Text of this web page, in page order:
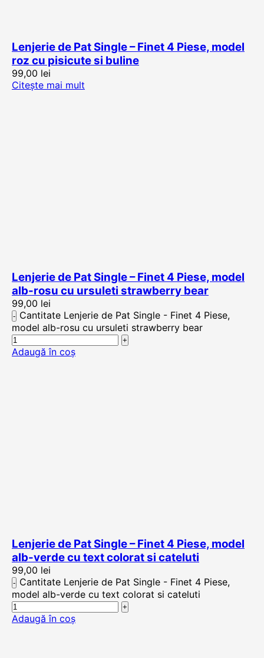
Lenjerie de Pat Single – Finet 4 Piese, model
roz cu pisicute si buline
99,00 lei
Citește mai mult
Lenjerie de Pat Single – Finet 4 Piese, model
alb-rosu cu ursuleti strawberry bear
99,00 lei
Cantitate Lenjerie de Pat Single - Finet 4 Piese,
model alb-rosu cu ursuleti strawberry bear
Adaugă în coș
Lenjerie de Pat Single – Finet 4 Piese, model
alb-verde cu text colorat si cateluti
99,00 lei
Cantitate Lenjerie de Pat Single - Finet 4 Piese,
model alb-verde cu text colorat si cateluti
Adaugă în coș